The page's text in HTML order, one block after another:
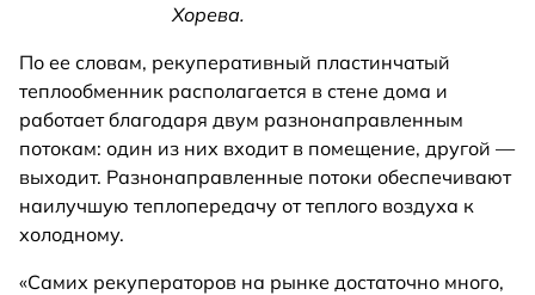
Хорева.
По ее словам, рекуперативный пластинчатый
теплообменник располагается в стене дома и
работает благодаря двум разнонаправленным
потокам: один из них входит в помещение, другой —
выходит. Разнонаправленные потоки обеспечивают
наилучшую теплопередачу от теплого воздуха к
холодному.
«Самих рекуператоров на рынке достаточно много,